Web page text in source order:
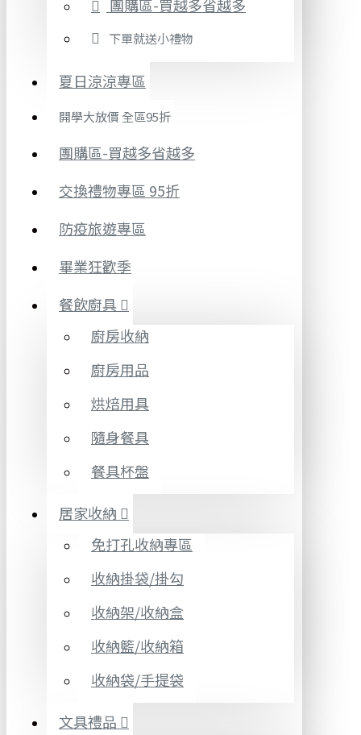
團購區-買越多省越多
下單就送小禮物
夏日涼涼專區
開學大放價 全區95折
團購區-買越多省越多
交換禮物專區 95折
防疫旅遊專區
畢業狂歡季
餐飲廚具
廚房收納
廚房用品
烘焙用具
隨身餐具
餐具杯盤
居家收納
免打孔收納專區
收納掛袋/掛勾
收納架/收納盒
收納籃/收納箱
收納袋/手提袋
文具禮品